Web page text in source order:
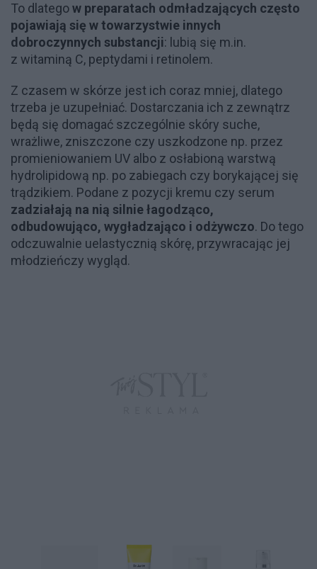
To dlategow preparatach odmładzających często
pojawiają się w towarzystwie innych
dobroczynnych substancji: lubią się m.in.
z witaminą C, peptydami i retinolem.
Z czasem w skórze jest ich coraz mniej, dlatego
trzeba je uzupełniać. Dostarczania ich z zewnątrz
będą się domagać szczególnie skóry suche,
wrażliwe, zniszczone czy uszkodzone np. przez
promieniowaniem UV albo z osłabioną warstwą
hydrolipidową np. po zabiegach czy borykającej się
trądzikiem. Podane z pozycji kremu czy serum
zadziałają na nią silnie łagodząco,
odbudowująco, wygładzająco i odżywczo. Do tego
odczuwalnie uelastycznią skórę, przywracając jej
młodzieńczy wygląd.